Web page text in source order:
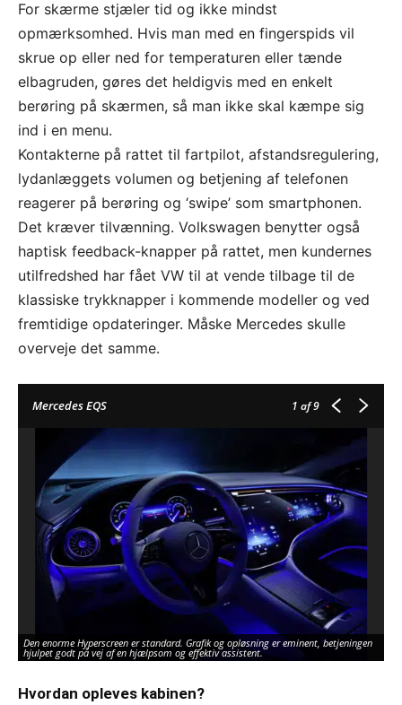
For skærme stjæler tid og ikke mindst
opmærksomhed. Hvis man med en fingerspids vil
skrue op eller ned for temperaturen eller tænde
elbagruden, gøres det heldigvis med en enkelt
berøring på skærmen, så man ikke skal kæmpe sig
ind i en menu.
Kontakterne på rattet til fartpilot, afstandsregulering,
lydanlæggets volumen og betjening af telefonen
reagerer på berøring og ‘swipe’ som smartphonen.
Det kræver tilvænning. Volkswagen benytter også
haptisk feedback-knapper på rattet, men kundernes
utilfredshed har fået VW til at vende tilbage til de
klassiske trykknapper i kommende modeller og ved
fremtidige opdateringer. Måske Mercedes skulle
overveje det samme.
Mercedes EQS 1 af 9
Den enorme Hyperscreen er standard. Grafik og opløsning er eminent, betjeningen
hjulpet godt på vej af en hjælpsom og effektiv assistent.
Hvordan opleves kabinen?